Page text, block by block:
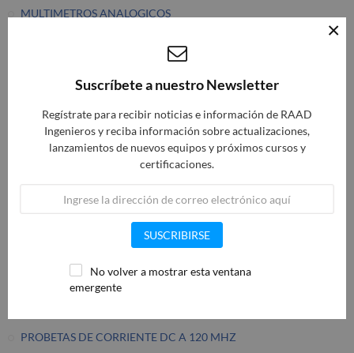
MULTIMETROS ANALOGICOS
SISTEMA DIGITAL INTEGRADO DE MODULOS MULTIPLES
FUENTES DE POTENCIA DE SPER MEGOHMETRO
OPCIONES SPER MEGOHMETROS
SUPER MEGOHMETROS
PROBADORES ANALOGICOS
DIGITALES PARA SISTEMAS FOTOVOLTAICOS
PROBADORES DIGITALES
PROBADORES DE BATERIAS
PROBADORES DE RESISTENCIA
PROBETAS DE CORRIENTE DC A 120 MHZ
×
Suscríbete a nuestro Newsletter
Regístrate para recibir noticias e información de RAAD
Ingenieros y reciba información sobre actualizaciones,
lanzamientos de nuevos equipos y próximos cursos y
certificaciones.
SUSCRIBIRSE
No volver a mostrar esta ventana
emergente